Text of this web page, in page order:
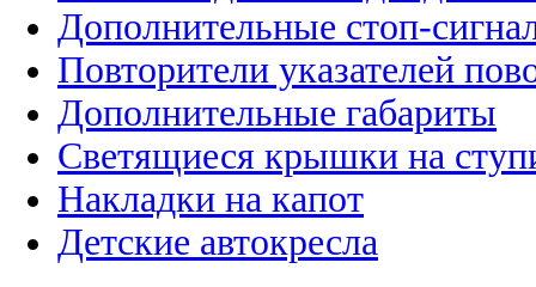
Дополнительные стоп-
Повторители указателей
Дополнительные габариты
Светящиеся крышки на
Накладки на капот
Детские автокресла